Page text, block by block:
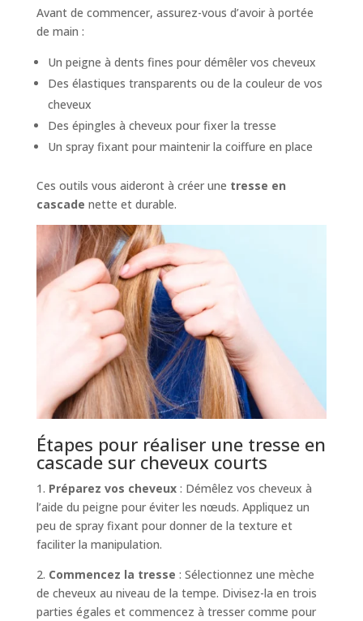
Avant de commencer, assurez-vous d’avoir à portée
de main :
Un peigne à dents fines pour démêler vos cheveux
Des élastiques transparents ou de la couleur de vos
cheveux
Des épingles à cheveux pour fixer la tresse
Un spray fixant pour maintenir la coiffure en place
Ces outils vous aideront à créer une tresse en
cascade nette et durable.
Étapes pour réaliser une tresse en
cascade sur cheveux courts
1. Préparez vos cheveux: Démêlez vos cheveux à
l’aide du peigne pour éviter les nœuds. Appliquez un
peu de spray fixant pour donner de la texture et
faciliter la manipulation.
2. Commencez la tresse : Sélectionnez une mèche
de cheveux au niveau de la tempe. Divisez-la en trois
parties égales et commencez à tresser comme pour